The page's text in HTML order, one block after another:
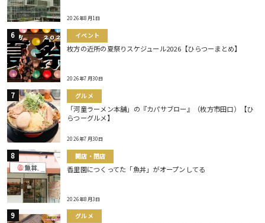
2026年8月1日
イベント
枚方の近所の夏祭りスケジュール2026【ひらつーまとめ】
2026年7月30日
グルメ
「河童ラーメン本舗」の『カパサブロー』（枚方市田口）【ひ
らつーグルメ】
2026年7月30日
開店・閉店
香里園につくってた「魚丼」がオープンしてる
2026年8月3日
グルメ